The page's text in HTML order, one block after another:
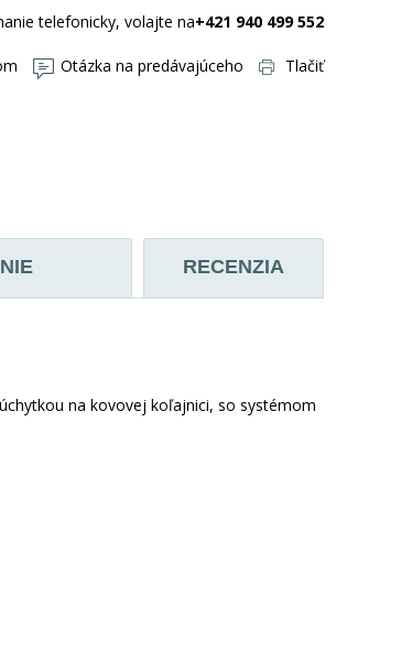
telefonicky, volajte na+421 940 499 552
Otázka na predávajúceho Tlačiť
RECENZIA
na kovovej koľajnici, so systémom